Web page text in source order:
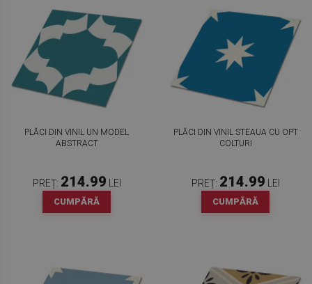
PLĂCI DIN VINIL UN MODEL
ABSTRACT
PREȚ: 214.99 LEI
CUMPĂRĂ
PLĂCI DIN VINIL STEAUA CU OPT
COLTURI
PREȚ: 214.99 LEI
CUMPĂRĂ